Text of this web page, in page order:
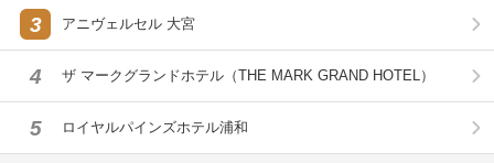
3 アニヴェルセル 大宮
4 ザ マークグランドホテル（THE MARK GRAND HOTEL）
5 ロイヤルパインズホテル浦和